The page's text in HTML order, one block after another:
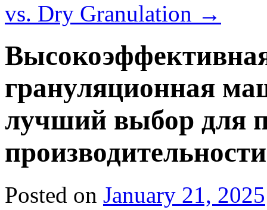
vs. Dry Granulation →
грануляционная
лучший выбор для
производительности
Posted on January 21, 2025